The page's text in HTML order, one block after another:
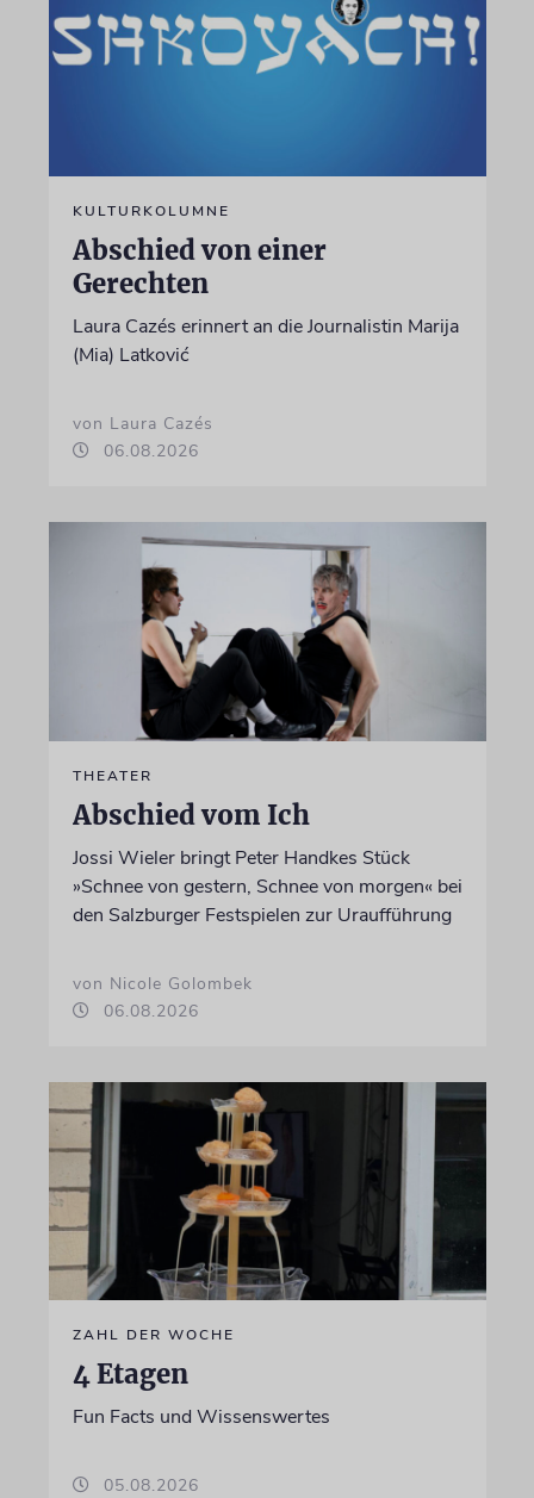
KULTURKOLUMNE
Abschied von einer
Gerechten
Laura Cazés erinnert an die Journalistin Marija
(Mia) Latković
von Laura Cazés
06.08.2026
THEATER
Abschied vom Ich
Jossi Wieler bringt Peter Handkes Stück
»Schnee von gestern, Schnee von morgen« bei
den Salzburger Festspielen zur Uraufführung
von Nicole Golombek
06.08.2026
ZAHL DER WOCHE
4 Etagen
Fun Facts und Wissenswertes
05.08.2026